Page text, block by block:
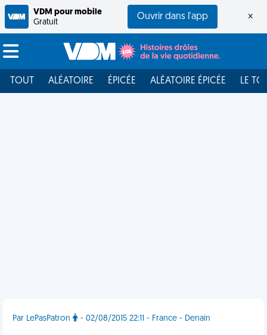
VDM pour mobile
Gratuit
Ouvrir dans l'app ×
TOUT ALÉATOIRE ÉPICÉE ALÉATOIRE ÉPICÉE LE
Par LePasPatron - 02/08/2015 22:11 - France - Denain